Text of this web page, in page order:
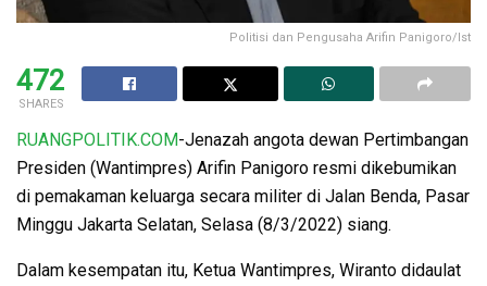
Politisi dan Pengusaha Arifin Panigoro/Ist
472
SHARES
RUANGPOLITIK.COM-Jenazah angota dewan Pertimbangan
Presiden (Wantimpres) Arifin Panigoro resmi dikebumikan
di pemakaman keluarga secara militer di Jalan Benda, Pasar
Minggu Jakarta Selatan, Selasa (8/3/2022) siang.
Dalam kesempatan itu, Ketua Wantimpres, Wiranto didaulat